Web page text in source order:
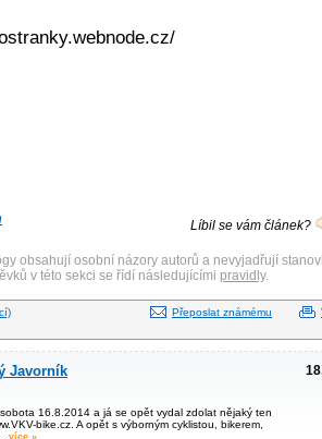
Líbil se vám článek?
obsahují osobní názory autorů a nevyjadřují
v této sekci se řídí následujícími pravidly.
Přeposlat známému
Javorník
16.8.2014 a já se opět vydal zdolat nějaký ten
bike.cz. A opět s výborným cyklistou, bikerem,
více »